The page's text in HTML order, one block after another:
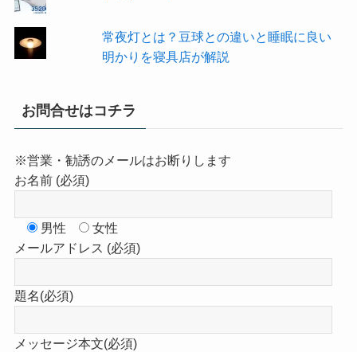
常夜灯とは？豆球との違いと睡眠に良い
明かりを寝具店が解説
お問合せはコチラ
※営業・勧誘のメールはお断りします
お名前 (必須)
男性
女性
メールアドレス (必須)
題名(必須)
メッセージ本文(必須)